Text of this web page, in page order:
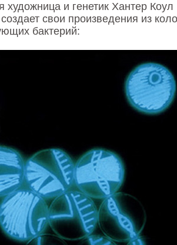
художница и генетик Хантер Коул
свои произведения из
бактерий: